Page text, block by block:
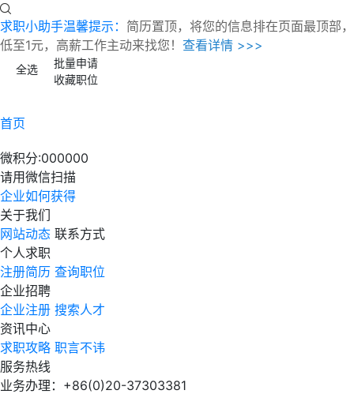
求职小助手温馨提示： 简历置顶，将您的信息排在页面最顶部，
低至1元，高薪工作主动来找您！ 查看详情 >>>
全选
批量申请
收藏职位
首页
微积分:000000
请用微信扫描
企业如何获得
关于我们
网站动态 联系方式
个人求职
注册简历 查询职位
企业招聘
企业注册 搜索人才
资讯中心
求职攻略 职言不讳
服务热线
业务办理：+86(0)20-37303381